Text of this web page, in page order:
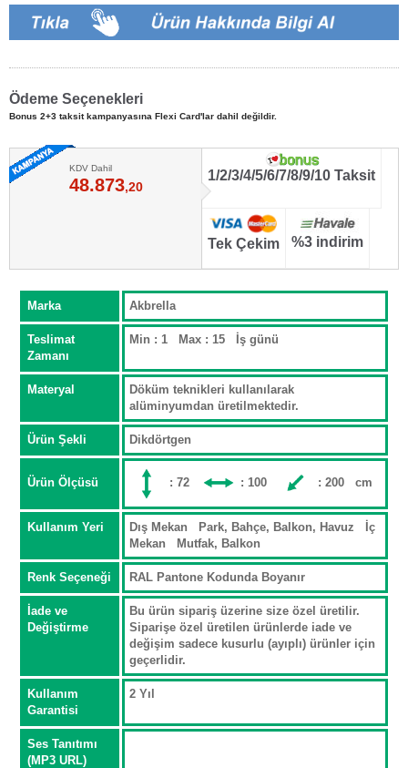
Ödeme Seçenekleri
Bonus 2+3 taksit kampanyasına Flexi Card'lar dahil değildir.
KDV Dahil
48.873,20
1/2/3/4/5/6/7/8/9/10 Taksit
Tek Çekim %3 indirim
Marka Akbrella
Teslimat
Zamanı
Min : 1 Max : 15 İş günü
Materyal
Döküm teknikleri kullanılarak
alüminyumdan üretilmektedir.
Ürün Şekli Dikdörtgen
Ürün Ölçüsü : 72 : 100 : 200 cm
Kullanım Yeri
Dış Mekan Park, Bahçe, Balkon, Havuz İç
Mekan Mutfak, Balkon
Renk Seçeneği RAL Pantone Kodunda Boyanır
İade ve
Değiştirme
Bu ürün sipariş üzerine size özel üretilir.
Siparişe özel üretilen ürünlerde iade ve
değişim sadece kusurlu (ayıplı) ürünler için
geçerlidir.
Kullanım
Garantisi
2 Yıl
Ses Tanıtımı
(MP3 URL)